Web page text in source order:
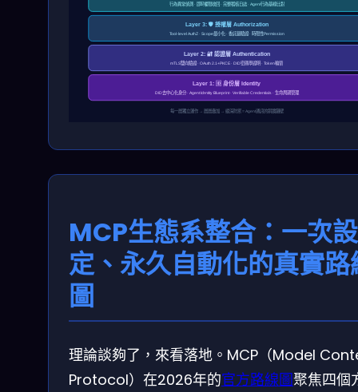
行為異常偵測 · 即時權限收回 · 完整稽核日誌 · Agent行為基線比對
Layer 3: 🛡️ 授權層 Authorization
Tool-level AuthZ · Scope最小化 · 委託鏈驗證 · 時限性Permission
Layer 2: 🔐 認證層 Authentication
mTLS雙向驗證 · OAuth 2.1+PKCE · DID密碼學證明 · Token輪替
Layer 1: 🆔 身份層 Identity
DID去中心化身分 · Agent Identity Blueprint · Verifiable Credentials · 生命周期管理
每一層獨立運作 → 層層疊加 → 縱深防禦 = Agent通訊的銅牆鐵壁
MCP生態系整合：一次設
定、永久自動化的真實路
圖
理論談夠了，來看落地。MCP（Model
Protocol）在2026年的官方路線圖聚焦四個